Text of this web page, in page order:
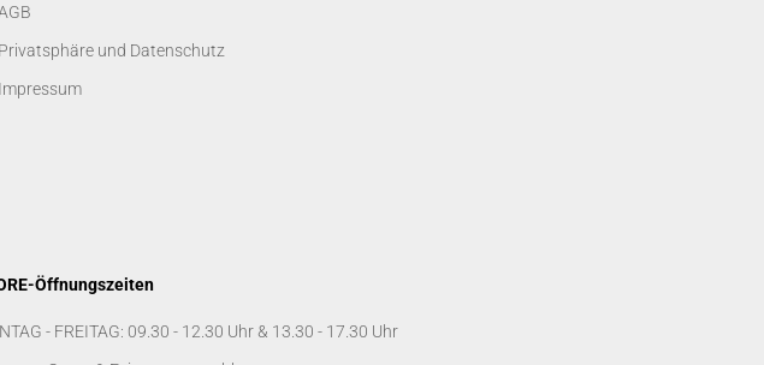
Privatsphäre und Datenschutz
Impressum
Öffnungszeiten
- FREITAG: 09.30 - 12.30 Uhr & 13.30 - 17.30 Uhr